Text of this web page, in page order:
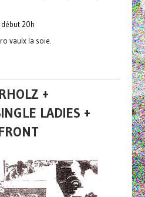
20h
vaulx la soie.
+
LADIES +